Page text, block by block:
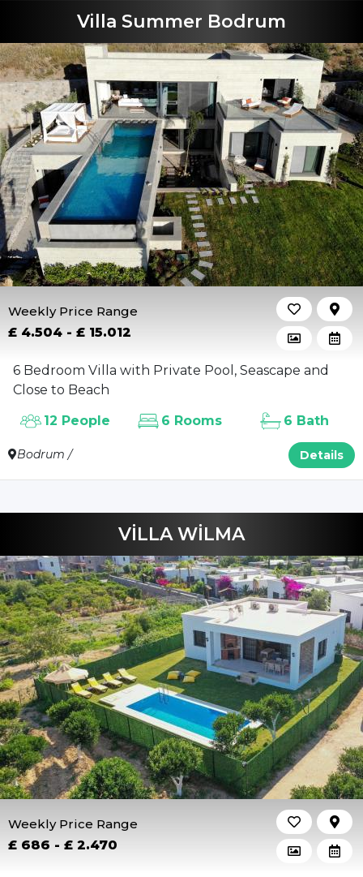
Villa Summer Bodrum
Weekly Price Range
£ 4.504 - £ 15.012
6 Bedroom Villa with Private Pool, Seascape and
Close to Beach
Bodrum / Details
12 People 6 Rooms 6 Bath
VİLLA WİLMA
Weekly Price Range
£ 686 - £ 2.470